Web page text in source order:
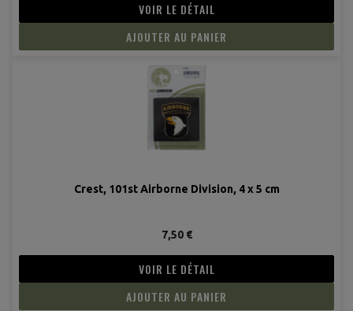
VOIR LE DÉTAIL
AJOUTER AU PANIER
Crest, 101st Airborne Division, 4 x 5 cm
7,50 €
VOIR LE DÉTAIL
AJOUTER AU PANIER